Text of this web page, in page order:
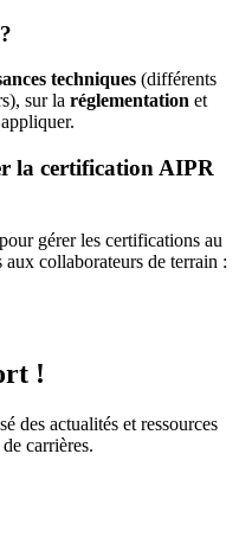
techniques (différents
sur la réglementation et
la certification AIPR
gérer les certifications au
collaborateurs de terrain :
!
des actualités et ressources
carrières.